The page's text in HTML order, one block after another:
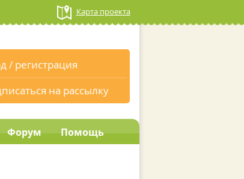
Карта проекта
/ регистрация
на рассылку
Форум Помощь